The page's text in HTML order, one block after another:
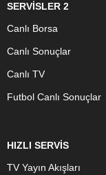
SERVİSLER 2
Canlı Borsa
Canlı Sonuçlar
Canlı TV
Futbol Canlı Sonuçlar
HIZLI SERVİS
TV Yayın Akışları